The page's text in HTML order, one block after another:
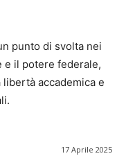
punto di svolta nei
e il potere federale,
accademica e
17 Aprile 2025